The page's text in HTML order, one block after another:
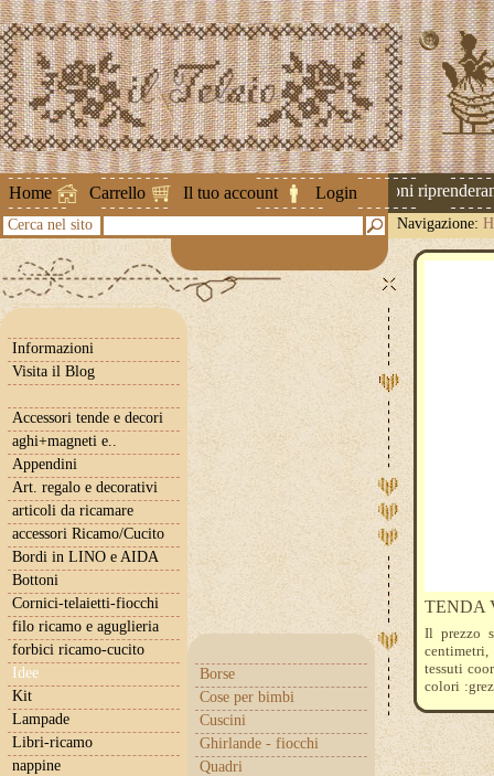
Home Carrello Il tuo account Login
Attenzione ! Le spedizioni
Cerca nel sito Navigazione:
Informazioni
Visita il Blog
Accessori tende e decori
aghi+magneti e..
Appendini
Art. regalo e decorativi
articoli da ricamare
accessori Ricamo/Cucito
Bordi in LINO e AIDA
Bottoni
Cornici-telaietti-fiocchi
filo ricamo e aguglieria
forbici ricamo-cucito
Idee
Borse
Cose per bimbi
Cuscini
Ghirlande - fiocchi
Quadri
Kit
Lampade
Libri-ricamo
nappine
TENDA
Il prezzo
tessuti
colori